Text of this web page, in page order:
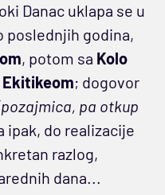
Danac uklapa se u
poslednjih godina,
, potom sa Kolo
Ekitikeom; dogovor
pa otkup
ipak, do realizacije
razlog,
dana...